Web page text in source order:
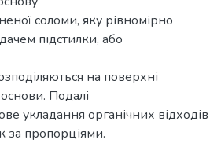
соломи, яку рівномірно
підстилки, або
на поверхні
Подалі
укладання органічних відходів
за пропорціями.